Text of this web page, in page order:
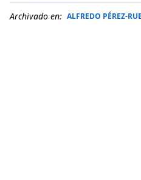
Archivado en: ALFREDO PÉREZ-